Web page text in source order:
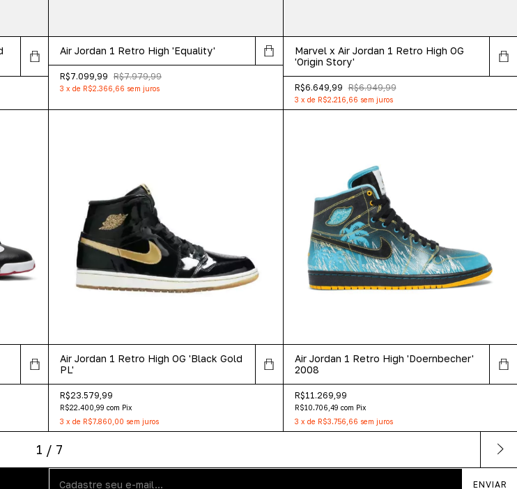
Air Jordan 1 Retro High 'Equality'
R$7.099,99 R$7.979,99
3 x de R$2.366,66 sem juros
Marvel x Air Jordan 1 Retro High OG
'Origin Story'
R$6.649,99 R$6.949,99
3 x de R$2.216,66 sem juros
Air Jordan 1 Retro High OG 'Black Gold
PL'
R$23.579,99
R$22.400,99 com Pix
3 x de R$7.860,00 sem juros
Air Jordan 1 Retro High 'Doernbecher'
2008
R$11.269,99
R$10.706,49 com Pix
3 x de R$3.756,66 sem juros
1 / 7